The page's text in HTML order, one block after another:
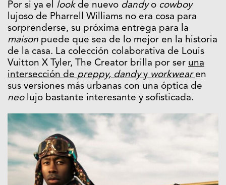
Por si ya el lookde nuevo dandyo cowboy
lujoso de Pharrell Williams no era cosa para
sorprenderse, su próxima entrega para la
maison puede que sea de lo mejor en la historia
de la casa. La colección colaborativa de Louis
Vuitton X Tyler, The Creator brilla por ser una
intersección de preppy, dandyy workwear en
sus versiones más urbanas con una óptica de
neolujo bastante interesante y sofisticada.